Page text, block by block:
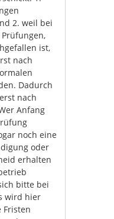
2. weil bei
ist,
nach
Dadurch
nach
Anfang
noch eine
oder
erhalten
bitte bei
wird hier
Fristen